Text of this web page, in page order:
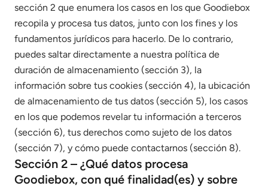
sección 2 que enumera los casos en los que Goodiebox
recopila y procesa tus datos, junto con los fines y los
fundamentos jurídicos para hacerlo. De lo contrario,
puedes saltar directamente a nuestra política de
duración de almacenamiento (sección 3), la
información sobre tus cookies (sección 4), la ubicación
de almacenamiento de tus datos (sección 5), los casos
en los que podemos revelar tu información a terceros
(sección 6), tus derechos como sujeto de los datos
(sección 7), y cómo puede contactarnos (sección 8).
Sección 2 – ¿Qué datos procesa
Goodiebox, con qué finalidad(es) y sobre